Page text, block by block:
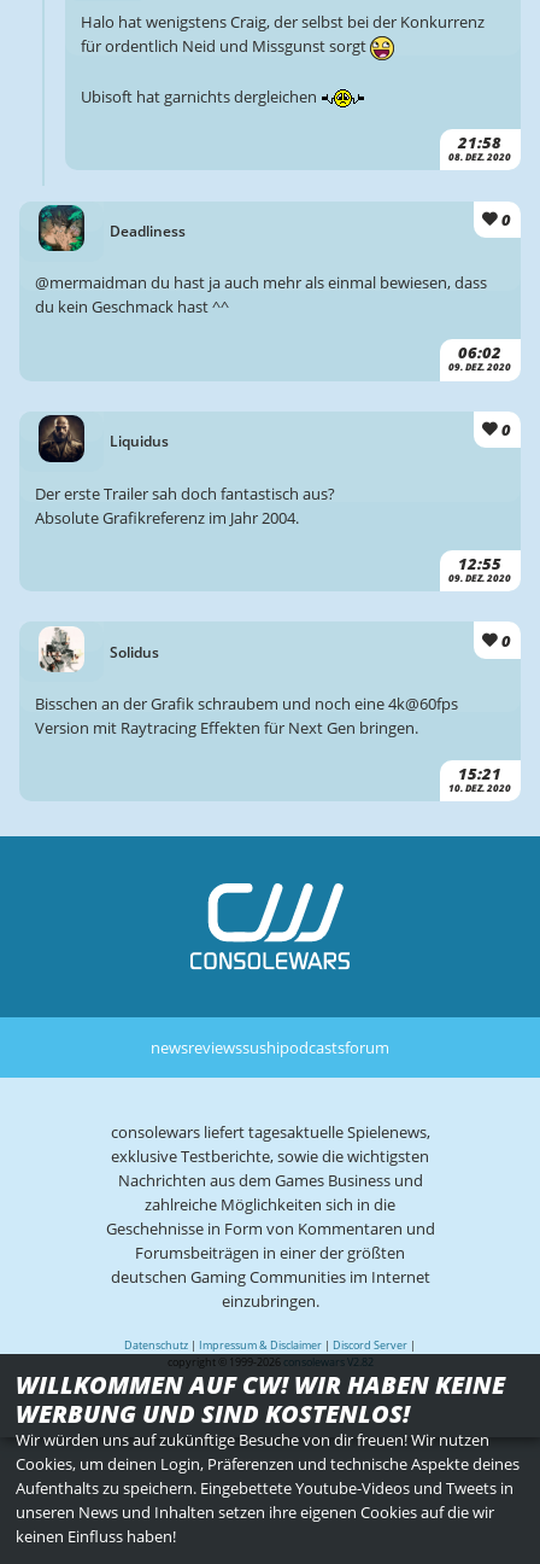
21:58
08. DEZ. 2020
Halo hat wenigstens Craig, der selbst bei der Konkurrenz
für ordentlich Neid und Missgunst sorgt
Ubisoft hat garnichts dergleichen
Deadliness
0
06:02
09. DEZ. 2020
@mermaidman du hast ja auch mehr als einmal bewiesen, dass
du kein Geschmack hast ^^
Liquidus
0
12:55
09. DEZ. 2020
Der erste Trailer sah doch fantastisch aus?
Absolute Grafikreferenz im Jahr 2004.
Solidus
0
15:21
10. DEZ. 2020
Bisschen an der Grafik schraubem und noch eine 4k@60fps
Version mit Raytracing Effekten für Next Gen bringen.
newsreviewssushipodcastsforum
consolewars liefert tagesaktuelle Spielenews,
exklusive Testberichte, sowie die wichtigsten
Nachrichten aus dem Games Business und
zahlreiche Möglichkeiten sich in die
Geschehnisse in Form von Kommentaren und
Forumsbeiträgen in einer der größten
deutschen Gaming Communities im Internet
einzubringen.
Datenschutz | Impressum & Disclaimer | Discord Server |
copyright © 1999-2026 consolewars V2.82
WILLKOMMEN AUF CW! WIR HABEN KEINE
WERBUNG UND SIND KOSTENLOS!
Wir würden uns auf zukünftige Besuche von dir freuen! Wir nutzen
Cookies, um deinen Login, Präferenzen und technische Aspekte deines
Aufenthalts zu speichern. Eingebettete Youtube-Videos und Tweets in
unseren News und Inhalten setzen ihre eigenen Cookies auf die wir
keinen Einfluss haben!